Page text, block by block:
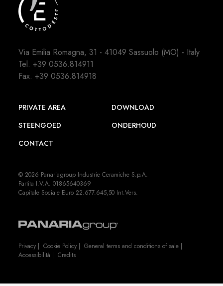
Via Emilia Romagna, 31 - 41049 Sassuolo (MO) - Italy
Tel.+39 0536.814911
Fax. +39 0536.814918
PRIVATE AREA
DOWNLOAD
STEENGOED
ONDERHOUD
CONTACT
© 2026 Panariagroup Industrie Ceramiche S.p.A.
Partita I.V.A. 01865640369
Capitale Sociale Euro 22.677.645,50 Int.Vers.
Privacy |Cookie Policy |General terms and conditions of sale |
Accessibilità |Credits